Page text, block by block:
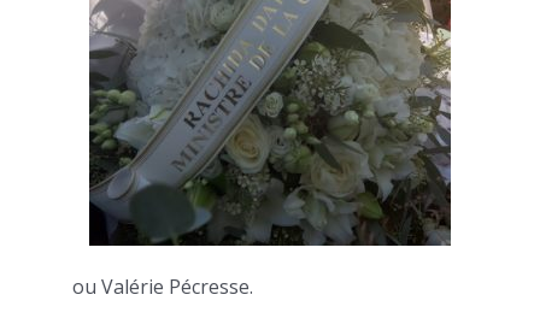
ou Valérie Pécresse.